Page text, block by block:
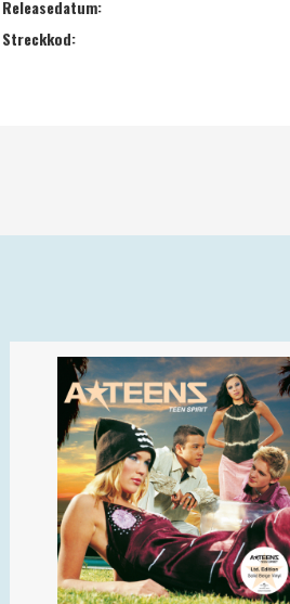
Releasedatum:
Streckkod: